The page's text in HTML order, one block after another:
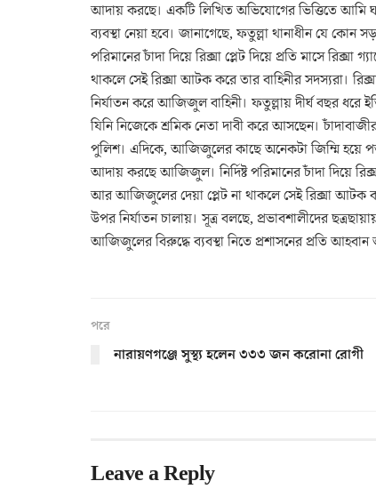
আদায় করছে। একটি লিখিত অভিযোগের ভিত্তিতে আমি
ব্যবস্থা নেয়া হবে। জানাগেছে, ফতুল্লা থানাধীন যে কোন
পরিমানের চাঁদা দিয়ে রিক্সা প্লেট দিয়ে প্রতি মাসে
থাকলে সেই রিক্সা আটক করে তার বাহিনীর সদস্যরা।
নির্যাতন করে আজিজুল বাহিনী। ফতুল্লায় দীর্ঘ বছর
যিনি নিজেকে শ্রমিক নেতা দাবী করে আসছেন।
পুলিশ। এদিকে, আজিজুলের কাছে অনেকটা জিম্মি হয়ে
আদায় করছে আজিজুল। নির্দিষ্ট পরিমানের চাঁদা দিয়ে
আর আজিজুলের দেয়া প্লেট না থাকলে সেই রিক্সা আটক
উপর নির্যাতন চালায়। সূত্র বলছে, প্রভাবশালীদের
আজিজুলের বিরুদ্ধে ব্যবস্থা নিতে প্রশাসনের প্রতি আহবান
পরে
নারায়ণগঞ্জে সুস্থ্য হলেন ৩৩৩ জন করোনা রোগী
Leave a Reply